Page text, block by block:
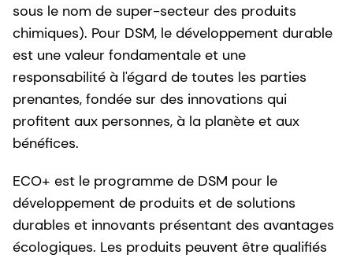
sous le nom de super-secteur des produits
chimiques). Pour DSM, le développement durable
est une valeur fondamentale et une
responsabilité à l'égard de toutes les parties
prenantes, fondée sur des innovations qui
profitent aux personnes, à la planète et aux
bénéfices.
ECO+ est le programme de DSM pour le
développement de produits et de solutions
durables et innovants présentant des avantages
écologiques. Les produits peuvent être qualifiés